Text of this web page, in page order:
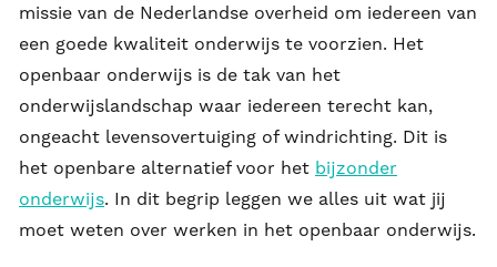
missie van de Nederlandse overheid om iedereen van
een goede kwaliteit onderwijs te voorzien. Het
openbaar onderwijs is de tak van het
onderwijslandschap waar iedereen terecht kan,
ongeacht levensovertuiging of windrichting. Dit is
het openbare alternatief voor het bijzonder
onderwijs. In dit begrip leggen we alles uit wat jij
moet weten over werken in het openbaar onderwijs.